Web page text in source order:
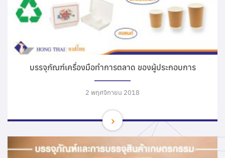
บรรจุภัณฑ์เครื่องมือทำการตลาด ของผู้ประกอบการ
2 พฤศจิกายน 2018